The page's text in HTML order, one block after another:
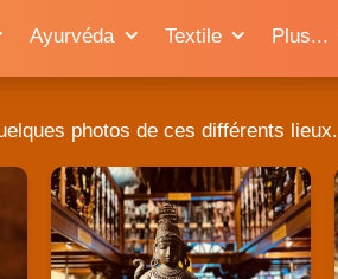
Ayurvéda Textile Plus...
photos de ces différents lieux.